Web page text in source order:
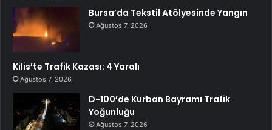
Bursa’da Tekstil Atölyesinde Yangın
Ağustos 7, 2026
Kilis’te Trafik Kazası: 4 Yaralı
Ağustos 7, 2026
D-100’de Kurban Bayramı Trafik
Yoğunluğu
Ağustos 7, 2026